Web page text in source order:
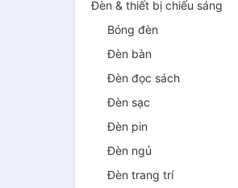
Đèn & thiết bị chiếu sáng
Bóng đèn
Đèn bàn
Đèn đọc sách
Đèn sạc
Đèn pin
Đèn ngủ
Đèn trang trí